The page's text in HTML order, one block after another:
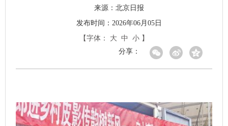
来源： 北京日报
发布时间：2026年06月05日
【字体：
大 中 小 】
分享：